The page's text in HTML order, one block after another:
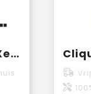
Thermoskan-Fles Xegaz